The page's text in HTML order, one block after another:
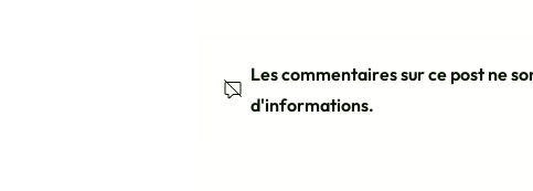
Les commentaires sur ce post ne
d'informations.